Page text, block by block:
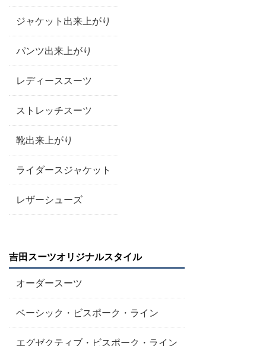
ジャケット出来上がり
パンツ出来上がり
レディーススーツ
ストレッチスーツ
靴出来上がり
ライダースジャケット
レザーシューズ
吉田スーツオリジナルスタイル
オーダースーツ
ベーシック・ビスポーク・ライン
エグゼクティブ・ビスポーク・ライン